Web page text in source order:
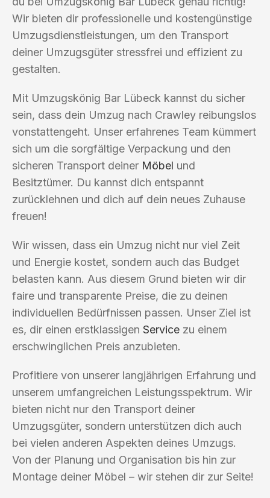
Wir bieten dir professionelle und kostengünstige
Umzugsdienstleistungen, um den Transport
deiner Umzugsgüter stressfrei und effizient zu
gestalten.
Mit Umzugskönig Bar Lübeck kannst du sicher
sein, dass dein Umzug nach Crawley reibungslos
vonstattengeht. Unser erfahrenes Team kümmert
sich um die sorgfältige Verpackung und den
sicheren Transport deiner Möbel und
Besitztümer. Du kannst dich entspannt
zurücklehnen und dich auf dein neues Zuhause
freuen!
Wir wissen, dass ein Umzug nicht nur viel Zeit
und Energie kostet, sondern auch das Budget
belasten kann. Aus diesem Grund bieten wir dir
faire und transparente Preise, die zu deinen
individuellen Bedürfnissen passen. Unser Ziel ist
es, dir einen erstklassigen Service zu einem
erschwinglichen Preis anzubieten.
Profitiere von unserer langjährigen Erfahrung und
unserem umfangreichen Leistungsspektrum. Wir
bieten nicht nur den Transport deiner
Umzugsgüter, sondern unterstützen dich auch
bei vielen anderen Aspekten deines Umzugs.
Von der Planung und Organisation bis hin zur
Montage deiner Möbel – wir stehen dir zur Seite!